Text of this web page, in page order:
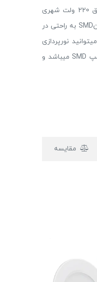
آسیب های جانبی بسیار زیاد است. به همین دلیل جهت روشنایی داخلی آنها هیچ گاه از برق 220 ولت شهری
استفاده نمی شود و چراغ های هالوژنی و یا LED با ولتاژ 12 را جایگزین آنها می کنند.لامپ هالوژنSMD به راحتی در
راحتی و امنیت بالا میتوانید نورپردازی
استخر،سونا ،حمام و سیستمهای و پنل های خورشیدی 12 ولت را انجام دهید.منبع نوری این لامپ SMD میباشد و
مقایسه